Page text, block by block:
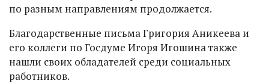
по разным направлениям продолжается.
Благодарственные письма Григория Аникеева и
его коллеги по Госдуме Игоря Игошина также
нашли своих обладателей среди социальных
работников.